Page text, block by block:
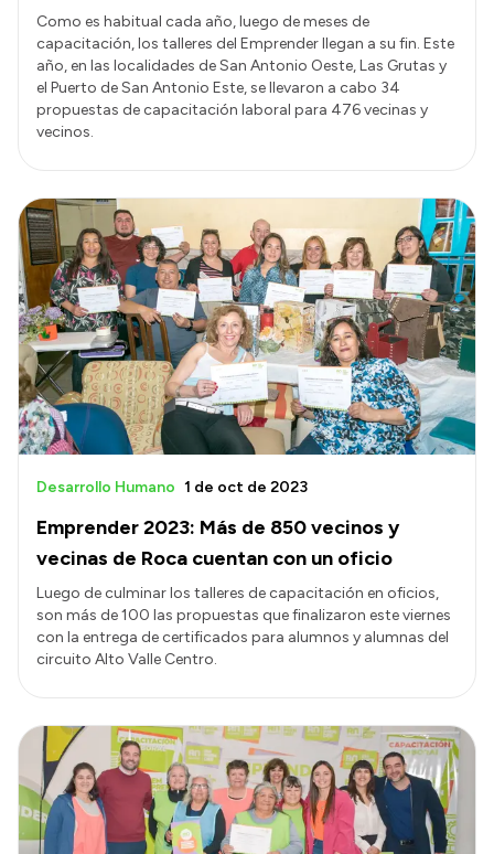
Como es habitual cada año, luego de meses de
capacitación, los talleres del Emprender llegan a su fin. Este
año, en las localidades de San Antonio Oeste, Las Grutas y
el Puerto de San Antonio Este, se llevaron a cabo 34
propuestas de capacitación laboral para 476 vecinas y
vecinos.
Emprender 2023: Más de 850 vecinos y
vecinas de Roca cuentan con un oficio
Desarrollo Humano 1 de oct de 2023
Luego de culminar los talleres de capacitación en oficios,
son más de 100 las propuestas que finalizaron este viernes
con la entrega de certificados para alumnos y alumnas del
circuito Alto Valle Centro.